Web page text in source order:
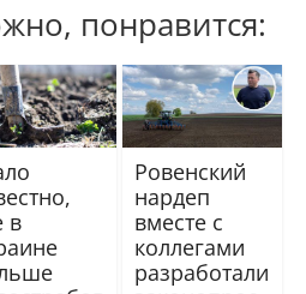
понравится:
в
Ровенский
нардеп
вместе с
коллегами
разработали